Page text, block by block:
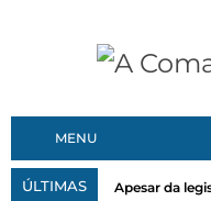
MENU
ÚLTIMAS Apesar da